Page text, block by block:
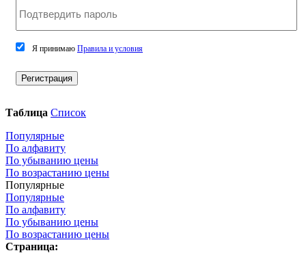
Я принимаю Правила и условия
Регистрация
Таблица Список
Популярные
По алфавиту
По убыванию цены
По возрастанию цены
Популярные
Популярные
По алфавиту
По убыванию цены
По возрастанию цены
Страница: